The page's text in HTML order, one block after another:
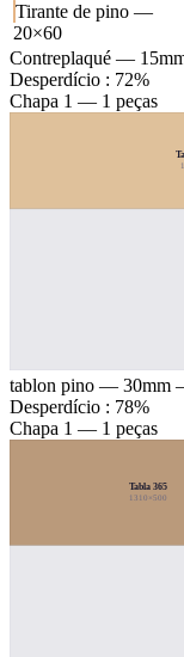
Tirante de pino —
20×60
Contreplaqué —
Desperdício : 72%
Chapa 1 — 1 peças
tablon pino — 30mm
Desperdício : 78%
Chapa 1 — 1 peças
Tabla 365
1310×500